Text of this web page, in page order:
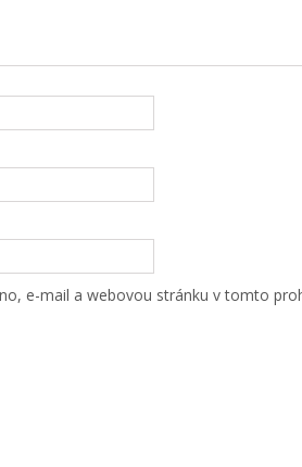
e-mail a webovou stránku v tomto